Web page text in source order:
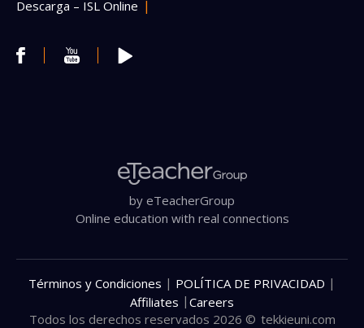
Descarga – ISL Online
by eTeacherGroup
Online education with real connections
Todos los derechos reservados 2026 © tekkieuni.com
Términos y Condiciones | POLÍTICA DE PRIVACIDAD |
Affiliates | Careers